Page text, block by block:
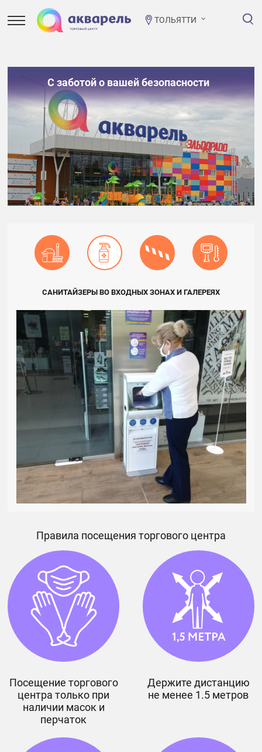
ТОЛЬЯТТИ
С заботой о вашей безопасности
САНИТАЙЗЕРЫ ВО ВХОДНЫХ ЗОНАХ И ГАЛЕРЕЯХ
Правила посещения торгового центра
Посещение торгового
центра только при
наличии масок и
перчаток
Держите дистанцию
не менее 1.5 метров